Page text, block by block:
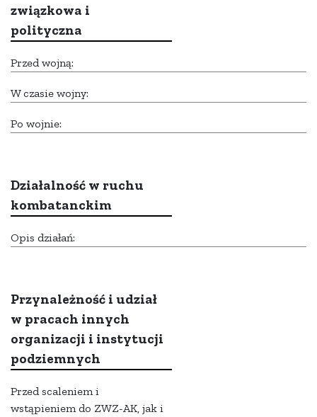
związkowa i
polityczna
Przed wojną:
W czasie wojny:
Po wojnie:
Działalność w ruchu
kombatanckim
Opis działań:
Przynależność i udział
w pracach innych
organizacji i instytucji
podziemnych
Przed scaleniem i
wstąpieniem do ZWZ-AK, jak i